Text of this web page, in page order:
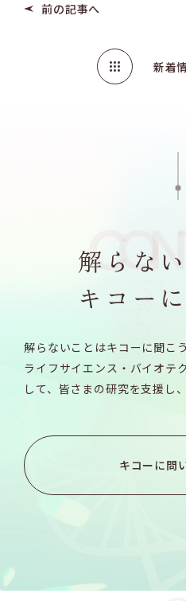
前の記事へ
新着
解らないことはキコーに聞こ
ライフサイエンス・バイオテ
して、 皆さまの研究を支援し
キコーに問